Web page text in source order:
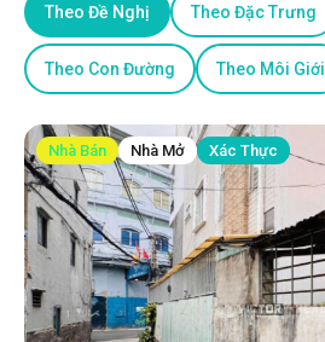
Theo Đề Nghị Theo Đặc Trưng
Theo Con Đường Theo Môi Giới
Nhà Bán Nhà Mở Xác Thực